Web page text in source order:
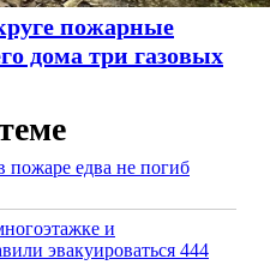
пожарные
дома три газовых
пожаре едва не погиб
и
эвакуироваться 444